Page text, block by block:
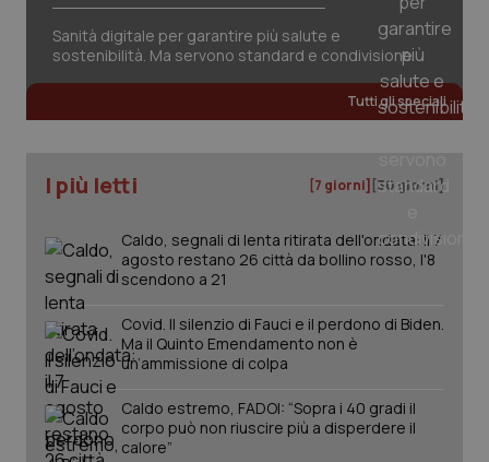
Sanità digitale per garantire più salute e
sostenibilità. Ma servono standard e condivisione
Tutti gli speciali
I più letti [7 giorni] [30 giorni]
Caldo, segnali di lenta ritirata dell'ondata: il 7
agosto restano 26 città da bollino rosso, l'8
scendono a 21
Covid. Il silenzio di Fauci e il perdono di Biden.
Ma il Quinto Emendamento non è
un’ammissione di colpa
Caldo estremo, FADOI: “Sopra i 40 gradi il
corpo può non riuscire più a disperdere il
calore”
tracking-sites-ironfish-
session-id
www.quotidianosanita.it